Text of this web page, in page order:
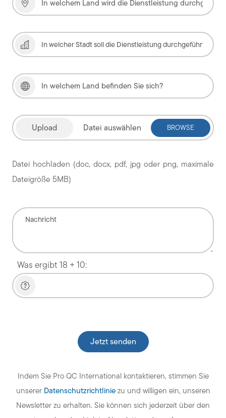
Datei auswählen
Datei hochladen (doc, docx, pdf, jpg oder png, maximale
Dateigröße 5MB)
Was ergibt 18 + 10:
Indem Sie Pro QC International kontaktieren, stimmen Sie
unserer Datenschutzrichtliniezu und willigen ein, unseren
Newsletter zu erhalten. Sie können sich jederzeit über den